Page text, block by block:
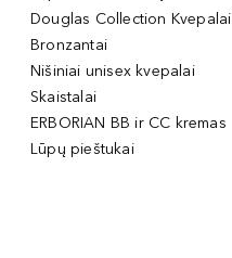
Douglas Collection Kvepalai
Bronzantai
Nišiniai unisex kvepalai
Skaistalai
ERBORIAN BB ir CC kremas
Lūpų pieštukai